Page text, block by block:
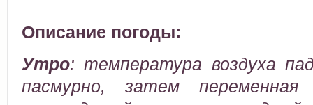
Описание погоды:
Утро: температура воздуха
пасмурно, затем